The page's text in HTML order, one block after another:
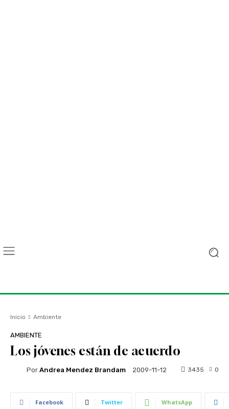
Inicio Ambiente
AMBIENTE
Los jóvenes están de acuerdo
Por Andrea Mendez Brandam 2009-11-12 0
3435
Facebook Twitter WhatsApp